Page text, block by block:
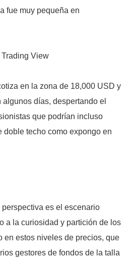
fue muy pequeña en
View
en la zona de 18,000 USD y
días, despertando el
que podrían incluso
doble techo como expongo en
es el escenario
a la curiosidad y partición de los
en estos niveles de precios, que
gestores de fondos de la talla